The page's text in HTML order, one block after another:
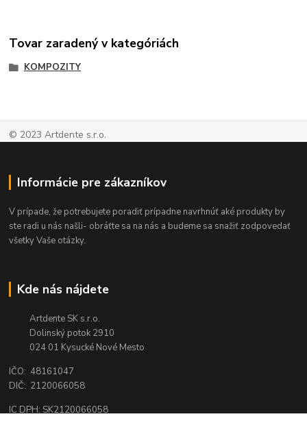
Tovar zaradený v kategóriách
KOMPOZITY
© 2023 Artdente s.r.o.
Informácie pre zákazníkov
V prípade, že potrebujete poradiť prípadne navrhnúť aké produkty by
ste radi u nás našli- obráťte sa na nás a budeme sa snažiť zodpovedať
všetky Vaše otázky.
Kde nás nájdete
Artdente SK s.r.o.
Dolinský potok 2910
024 01 Kysucké Nové Mesto
IČO: 48161047
DIČ: 2120066058
IC DPH: SK2120066058